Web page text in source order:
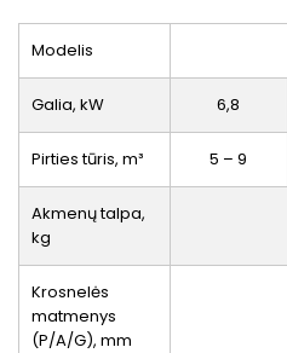
Modelis
Galia, kW 6,8
Pirties tūris, m³ 5 – 9
Akmenų talpa,
kg
Krosnelės
matmenys
(P/A/G), mm